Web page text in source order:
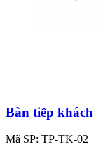
Bàn tiếp khách
Mã SP: TP-TK-02